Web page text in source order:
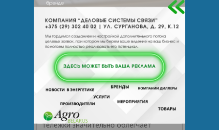
многофункциональная Того
Эргономичная
С помощью этой тележки можно
собрать мусор или грязное белье,
вымыть и продезинфицировать полы,
стены, мебель, двери, оборудование,
вымыть окна, зеркала, другие
стеклянные поверхности.
Использование многофункциональной
тележки значительно облегчает